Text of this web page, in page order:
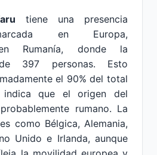
tiene una presencia
en Europa,
Rumanía, donde la
397 personas. Esto
el 90% del total
indica que el origen del
rumano. La
como Bélgica, Alemania,
Unido e Irlanda, aunque